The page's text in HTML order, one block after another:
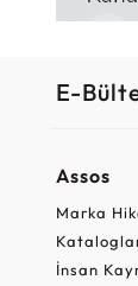
E-
Assos
Marka
İnsan